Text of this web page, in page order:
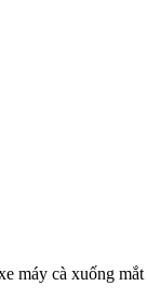
máy cà xuống